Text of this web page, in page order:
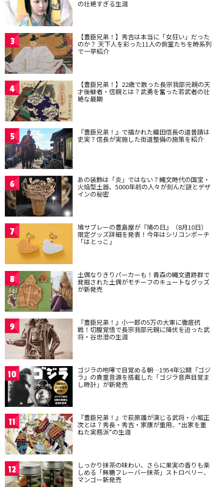
の壮絶すぎる生涯
3 【豊臣兄弟！】秀吉は本当に「女狂い」だった
のか？ 天下人を彩った11人の側室たちを時系列
で一挙紹介
4 【豊臣兄弟！】22歳で散った長宗我部元親の天
才後継者・信親とは？武勇を奮った若武者の壮
絶な最期
5 『豊臣兄弟！』で描かれた織田信長の道普請は
史実？信長が実施した街道整備の施策を紹介
6 あの装飾は「炎」ではない？縄文時代の国宝・
火焔型土器、5000年前の人々が刻んだ謎とデザ
インの秘密
7 鳩サブレーの豊島屋が『鳩の日』（8月10日）
限定グッズ詳細を発表！今年はシリコンポーチ
「はとっこ」
8 土偶なりきりパーカーも！青森の縄文遺跡群で
発掘された土偶がモチーフのキュートなグッズ
が新発売
9 『豊臣兄弟！』小一郎の5万の大軍に徹底抗
戦！切腹覚悟で長宗我部元親に降伏を迫った武
将・谷忠澄の生涯
10 ゴジラの咆哮で目覚める朝…1954年公開『ゴジ
ラ』の貴重音源を搭載した「ゴジラ音声目覚ま
し時計」が新発売
11 『豊臣兄弟！』で萩原護が演じる武将・小堀正
次とは？秀長・秀吉・家康が重用、“出家を重
ねた実務派”の生涯
12 しっかり抹茶の味わい、さらに果実の香りも楽
しめる「無糖フレーバー抹茶」ストロベリー、
マンゴー新発売